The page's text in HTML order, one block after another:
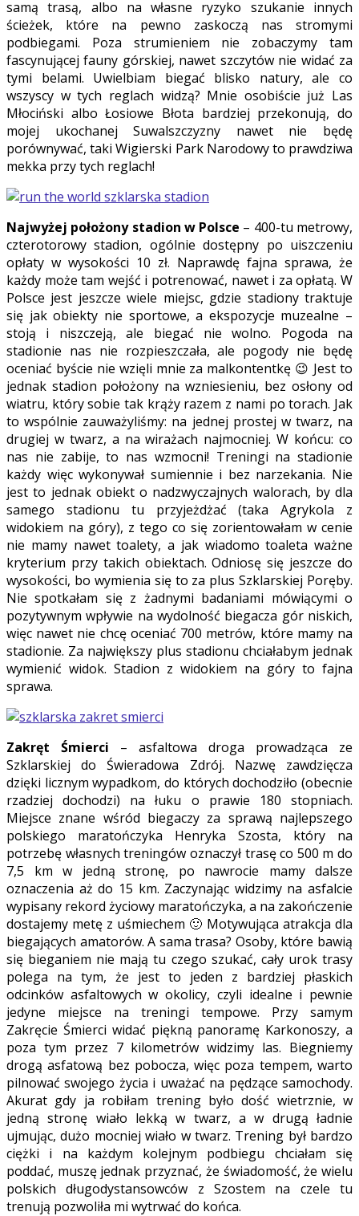
samą trasą, albo na własne ryzyko szukanie innych
ścieżek, które na pewno zaskoczą nas stromymi
podbiegami. Poza strumieniem nie zobaczymy tam
fascynującej fauny górskiej, nawet szczytów nie widać za
tymi belami. Uwielbiam biegać blisko natury, ale co
wszyscy w tych reglach widzą? Mnie osobiście już Las
Młociński albo Łosiowe Błota bardziej przekonują, do
mojej ukochanej Suwalszczyzny nawet nie będę
porównywać, taki Wigierski Park Narodowy to prawdziwa
mekka przy tych reglach!
Najwyżej położony stadion w Polsce – 400-tu metrowy,
czterotorowy stadion, ogólnie dostępny po uiszczeniu
opłaty w wysokości 10 zł. Naprawdę fajna sprawa, że
każdy może tam wejść i potrenować, nawet i za opłatą. W
Polsce jest jeszcze wiele miejsc, gdzie stadiony traktuje
się jak obiekty nie sportowe, a ekspozycje muzealne –
stoją i niszczeją, ale biegać nie wolno. Pogoda na
stadionie nas nie rozpieszczała, ale pogody nie będę
oceniać byście nie wzięli mnie za malkontentkę 😉 Jest to
jednak stadion położony na wzniesieniu, bez osłony od
wiatru, który sobie tak krąży razem z nami po torach. Jak
to wspólnie zauważyliśmy: na jednej prostej w twarz, na
drugiej w twarz, a na wirażach najmocniej. W końcu: co
nas nie zabije, to nas wzmocni! Treningi na stadionie
każdy więc wykonywał sumiennie i bez narzekania. Nie
jest to jednak obiekt o nadzwyczajnych walorach, by dla
samego stadionu tu przyjeżdżać (taka Agrykola z
widokiem na góry), z tego co się zorientowałam w cenie
nie mamy nawet toalety, a jak wiadomo toaleta ważne
kryterium przy takich obiektach. Odniosę się jeszcze do
wysokości, bo wymienia się to za plus Szklarskiej Poręby.
Nie spotkałam się z żadnymi badaniami mówiącymi o
pozytywnym wpływie na wydolność biegacza gór niskich,
więc nawet nie chcę oceniać 700 metrów, które mamy na
stadionie. Za największy plus stadionu chciałabym jednak
wymienić widok. Stadion z widokiem na góry to fajna
sprawa.
Zakręt Śmierci – asfaltowa droga prowadząca ze
Szklarskiej do Świeradowa Zdrój. Nazwę zawdzięcza
dzięki licznym wypadkom, do których dochodziło (obecnie
rzadziej dochodzi) na łuku o prawie 180 stopniach.
Miejsce znane wśród biegaczy za sprawą najlepszego
polskiego maratończyka Henryka Szosta, który na
potrzebę własnych treningów oznaczył trasę co 500 m do
7,5 km w jedną stronę, po nawrocie mamy dalsze
oznaczenia aż do 15 km. Zaczynając widzimy na asfalcie
wypisany rekord życiowy maratończyka, a na zakończenie
dostajemy metę z uśmiechem 🙂 Motywująca atrakcja dla
biegających amatorów. A sama trasa? Osoby, które bawią
się bieganiem nie mają tu czego szukać, cały urok trasy
polega na tym, że jest to jeden z bardziej płaskich
odcinków asfaltowych w okolicy, czyli idealne i pewnie
jedyne miejsce na treningi tempowe. Przy samym
Zakręcie Śmierci widać piękną panoramę Karkonoszy, a
poza tym przez 7 kilometrów widzimy las. Biegniemy
drogą asfatową bez pobocza, więc poza tempem, warto
pilnować swojego życia i uważać na pędzące samochody.
Akurat gdy ja robiłam trening było dość wietrznie, w
jedną stronę wiało lekką w twarz, a w drugą ładnie
ujmując, dużo mocniej wiało w twarz. Trening był bardzo
ciężki i na każdym kolejnym podbiegu chciałam się
poddać, muszę jednak przyznać, że świadomość, że wielu
polskich długodystansowców z Szostem na czele tu
trenują pozwoliła mi wytrwać do końca.